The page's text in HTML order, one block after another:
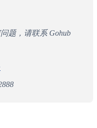
题，请联系 Gohub